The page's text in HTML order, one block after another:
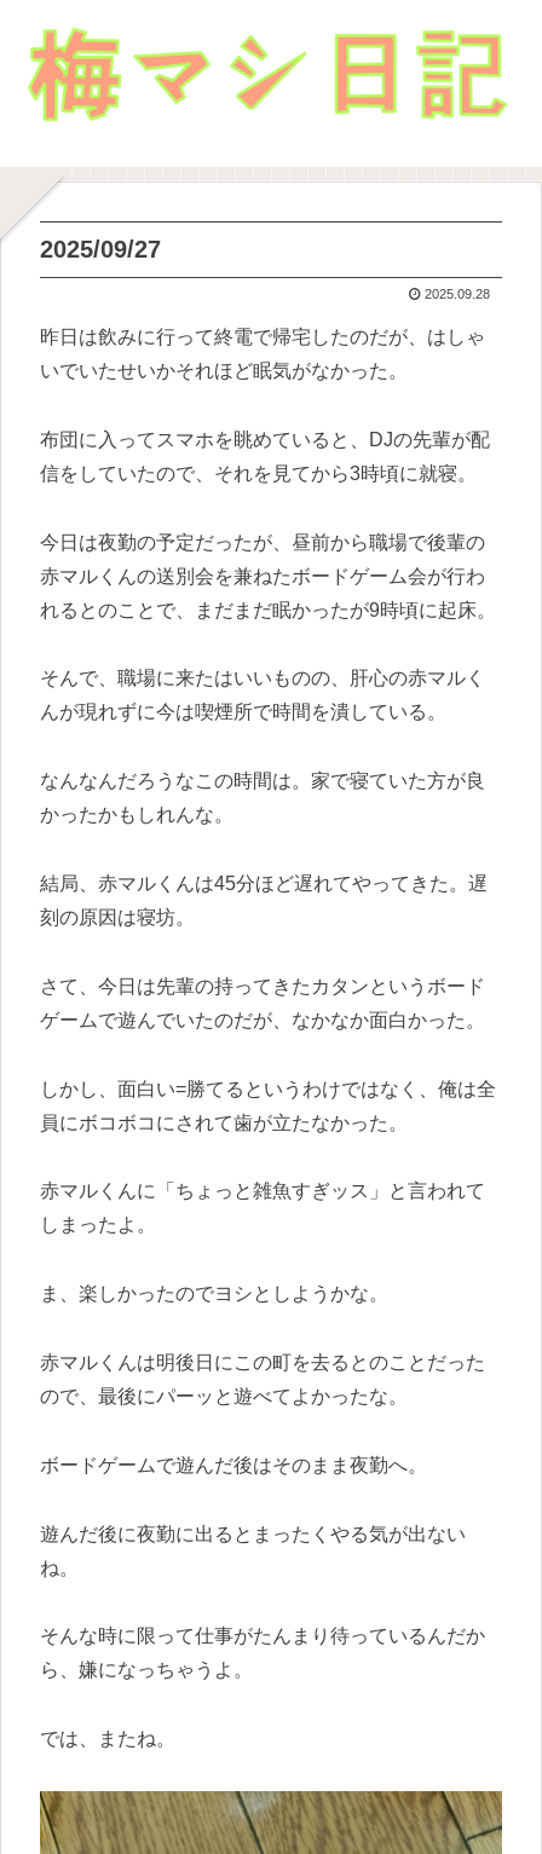
2025/09/27
2025.09.28
昨日は飲みに行って終電で帰宅したのだが、はしゃ
いでいたせいかそれほど眠気がなかった。
布団に入ってスマホを眺めていると、DJの先輩が配
信をしていたので、それを見てから3時頃に就寝。
今日は夜勤の予定だったが、昼前から職場で後輩の
赤マルくんの送別会を兼ねたボードゲーム会が行わ
れるとのことで、まだまだ眠かったが9時頃に起床。
そんで、職場に来たはいいものの、肝心の赤マルく
んが現れずに今は喫煙所で時間を潰している。
なんなんだろうなこの時間は。家で寝ていた方が良
かったかもしれんな。
結局、赤マルくんは45分ほど遅れてやってきた。遅
刻の原因は寝坊。
さて、今日は先輩の持ってきたカタンというボード
ゲームで遊んでいたのだが、なかなか面白かった。
しかし、面白い=勝てるというわけではなく、俺は全
員にボコボコにされて歯が立たなかった。
赤マルくんに「ちょっと雑魚すぎッス」と言われて
しまったよ。
ま、楽しかったのでヨシとしようかな。
赤マルくんは明後日にこの町を去るとのことだった
ので、最後にパーッと遊べてよかったな。
ボードゲームで遊んだ後はそのまま夜勤へ。
遊んだ後に夜勤に出るとまったくやる気が出ない
ね。
そんな時に限って仕事がたんまり待っているんだか
ら、嫌になっちゃうよ。
では、またね。